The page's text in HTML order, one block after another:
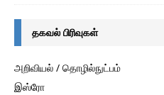
தகவல் பிரிவுகள்
அறிவியல் / தொழில்நுட்பம்
இஸ்ரோ